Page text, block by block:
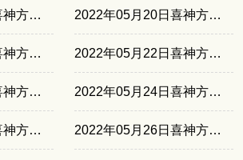
2022年05月19日喜神方位正南 2022年05月20日喜神方位东南
2022年05月21日喜神方位东北 2022年05月22日喜神方位西北
2022年05月23日喜神方位西南 2022年05月24日喜神方位正南
2022年05月25日喜神方位东南 2022年05月26日喜神方位东北